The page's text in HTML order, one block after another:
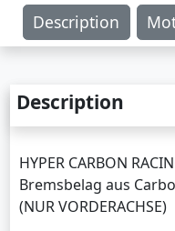
Description
Description
HYPER CARBON
Bremsbelag aus
(NUR VORDERACHSE)